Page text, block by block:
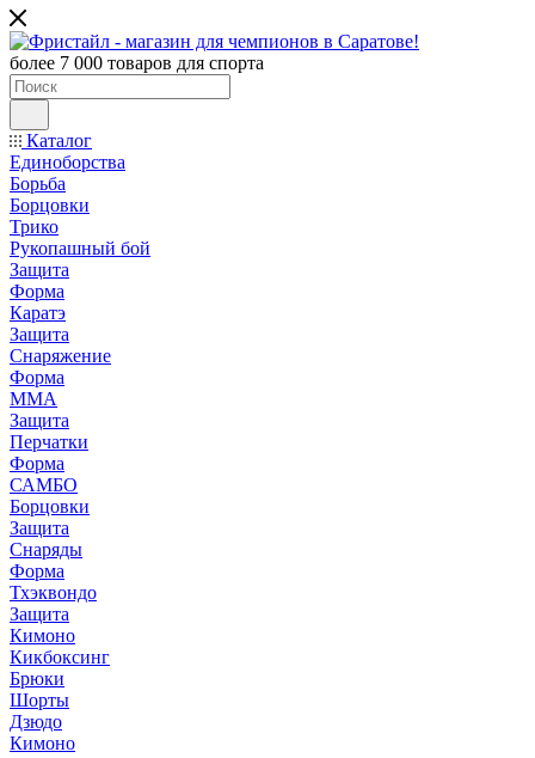
более 7 000 товаров для спорта
Каталог
Единоборства
Борьба
Борцовки
Трико
Рукопашный бой
Защита
Форма
Каратэ
Защита
Снаряжение
Форма
ММА
Защита
Перчатки
Форма
САМБО
Борцовки
Защита
Снаряды
Форма
Тхэквондо
Защита
Кимоно
Кикбоксинг
Брюки
Шорты
Дзюдо
Кимоно